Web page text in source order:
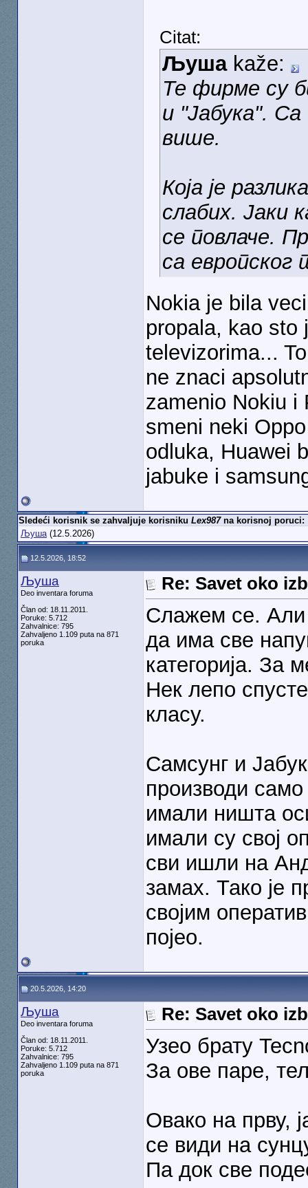
Citat:
Љушаkaže:
Те фирме су
и "Јабука".
више.
Која је
слабих. Јаки
се повлаче.
са
Nokia je bila
propala, kao sto
televizorima...
ne znaci
zamenio Nokiu i
smeni neki
odluka, Huawei
jabuke i
Sledeći korisnik se zahvaljuje korisniku Lex987na korisnoj poruci:
Љуша(12.5.2026)
12.5.2026, 18:52
Љуша
Deo inventara foruma
Član od: 18.11.2011.
Poruke: 5.712
Zahvalnice: 795
Zahvaljeno 1.109 puta na 871
poruka
Re: Savet oko
Слажем се. Али
да има све
категорија. За
Нек лепо
класу.
Самсунг и
производи
имали ништа
имали су свој
сви ишли на
замах. Тако је
својим
појео.
20.5.2026, 14:20
Љуша
Deo inventara foruma
Član od: 18.11.2011.
Poruke: 5.712
Zahvalnice: 795
Zahvaljeno 1.109 puta na 871
poruka
Re: Savet oko
Узео брату
За ове паре,
Овако на прву,
се види на
Па док све